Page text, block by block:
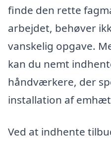
finde den rette
arbejdet, behøver
vanskelig opgave.
kan du nemt
håndværkere, der
installation af
Ved at indhente